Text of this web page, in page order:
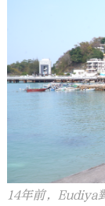
14年前，Eudiya